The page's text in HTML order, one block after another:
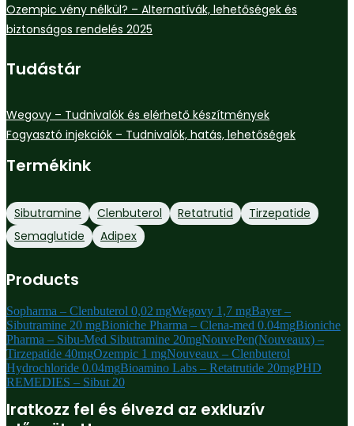
Ozempic vény nélkül? – Alternatívák, lehetőségek és
biztonságos rendelés 2025
Tudástár
Wegovy – Tudnivalók és elérhető készítmények
Fogyasztó injekciók – Tudnivalók, hatás, lehetőségek
Termékink
Sibutramine Clenbuterol Retatrutid
Tirzepatide
Semaglutide
Adipex
Products
Sopharma – Clenbuterol 0,02 mgWegovy 1,7 mgBayer –
Sibutramine 20 mgBioniche Pharma – Clena-med 0.04mgBioniche
Pharma – Sibu-Med Sibutramine 20mgNouvePen(Nouveaux) –
Tirzepatide 40mgOzempic 1 mgNouveaux – Clenbuterol
Hydrochloride 0.04mgBioamino Labs – Retatrutide 20mgPHD
REMEDIES – Sibut 20
Iratkozz fel és élvezd az exkluzív